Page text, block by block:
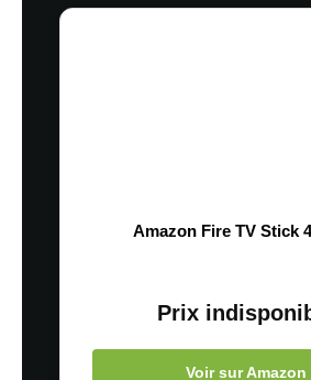
Amazon Fire TV Stick
Prix
Voir sur Amazon